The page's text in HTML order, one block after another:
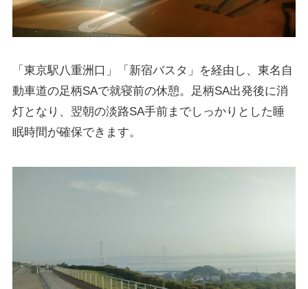
「東京駅八重洲口」「新宿バスタ」を経由し、東名自
動車道の足柄SAで就寝前の休憩。足柄SA出発後に消
灯となり、翌朝の淡路SA手前までしっかりとした睡
眠時間が確保できます。